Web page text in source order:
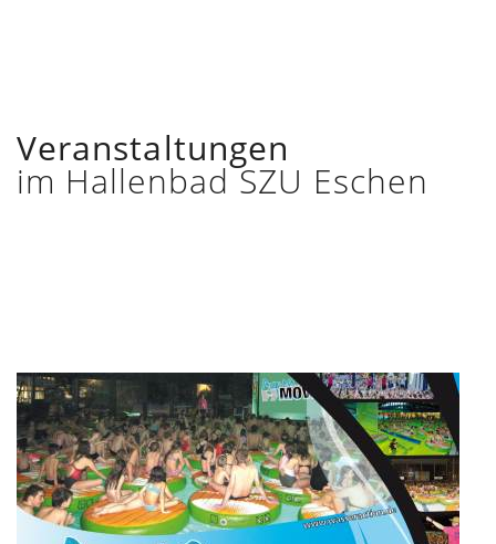
Veranstaltungen
im Hallenbad SZU Eschen